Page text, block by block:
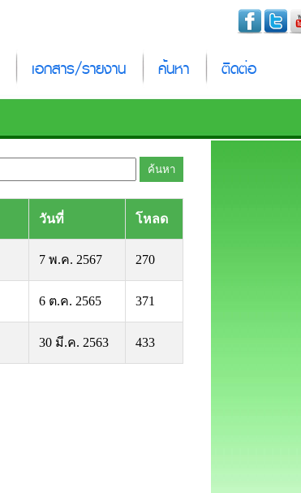
เอกสาร/รายงาน ค้นหา ติดต่อ
วันที่ โหลด
7 พ.ค. 2567 270
6 ต.ค. 2565 371
30 มี.ค. 2563 433